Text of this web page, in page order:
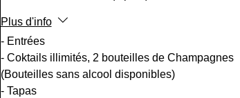
Plus d'info
- Entrées
- Coktails illimités, 2 bouteilles de Champagnes
(Bouteilles sans alcool disponibles)
- Tapas